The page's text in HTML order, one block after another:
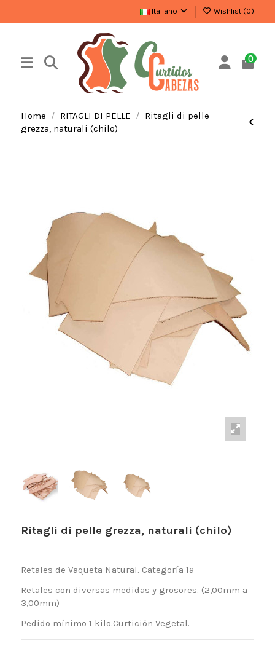
Italiano Wishlist (0)
0
Home RITAGLI DI PELLE
Ritagli di pelle
grezza, naturali (chilo)
Ritagli di pelle grezza, naturali (chilo)
Retales de Vaqueta Natural. Categoría 1ª
Retales con diversas medidas y grosores. (2,00mm a
3,00mm)
Pedido mínimo 1 kilo.Curtición Vegetal.